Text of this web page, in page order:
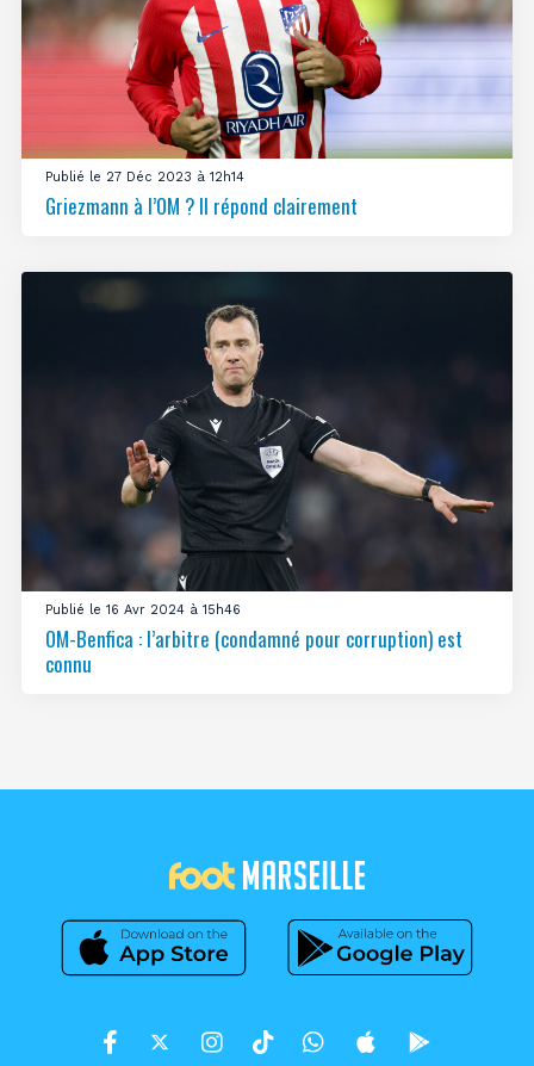
Publié le 27 Déc 2023 à 12h14
Griezmann à l’OM ? Il répond clairement
Publié le 16 Avr 2024 à 15h46
OM-Benfica : l’arbitre (condamné pour corruption) est
connu